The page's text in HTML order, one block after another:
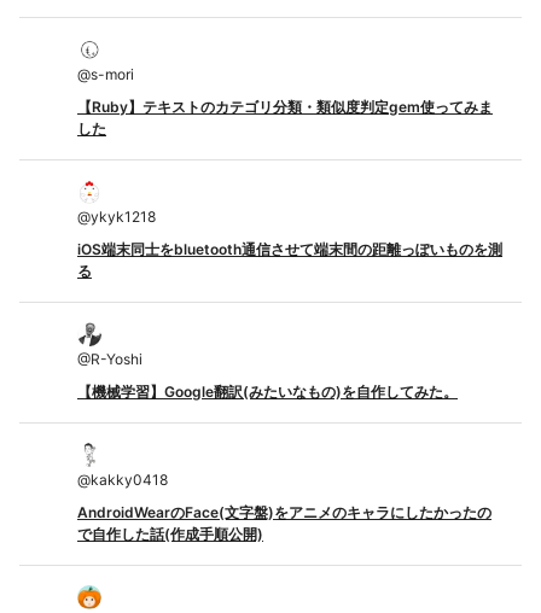
@s-mori
【Ruby】テキストのカテゴリ分類・類似度判定gem使ってみま
した
@ykyk1218
iOS端末同士をbluetooth通信させて端末間の距離っぽいものを測
る
@R-Yoshi
【機械学習】Google翻訳(みたいなもの)を自作してみた。
@kakky0418
AndroidWearのFace(文字盤)をアニメのキャラにしたかったの
で自作した話(作成手順公開)